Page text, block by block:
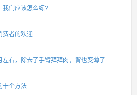
们应该怎么练?
费者的欢迎
右，除去了手臂拜拜肉，背也变薄了
十个方法